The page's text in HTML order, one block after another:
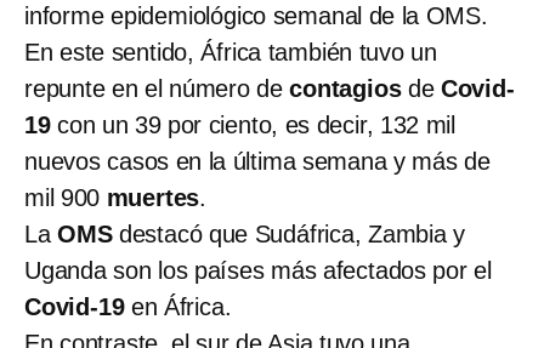
informe epidemiológico semanal de la OMS.
En este sentido, África también tuvo un
repunte en el número decontagios de Covid-
19 con un 39 por ciento, es decir, 132 mil
nuevos casos en la última semana y más de
mil 900 muertes.
La OMSdestacó que Sudáfrica, Zambia y
Uganda son los países más afectados por el
Covid-19 en África.